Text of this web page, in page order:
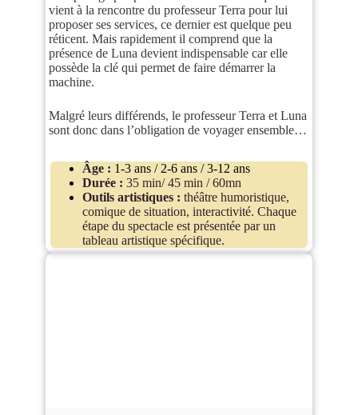
vient à la rencontre du professeur Terra pour lui
proposer ses services, ce dernier est quelque peu
réticent. Mais rapidement il comprend que la
présence de Luna devient indispensable car elle
possède la clé qui permet de faire démarrer la
machine.
Malgré leurs différends, le professeur Terra et Luna
sont donc dans l’obligation de voyager ensemble…
Âge : 1-3 ans / 2-6 ans / 3-12 ans
Durée : 35 min/ 45 min / 60mn
Outils artistiques : théâtre humoristique,
comique de situation, interactivité. Chaque
étape du spectacle est présentée par un
tableau artistique spécifique.